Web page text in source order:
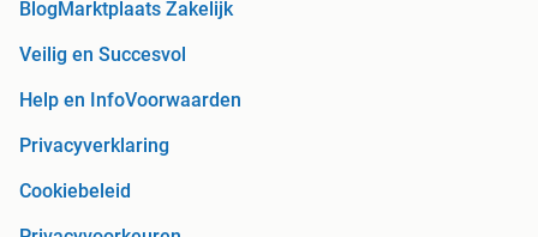
BlogMarktplaats Zakelijk
Veilig en Succesvol
Help en InfoVoorwaarden
Privacyverklaring
Cookiebeleid